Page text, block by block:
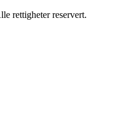
rettigheter reservert.